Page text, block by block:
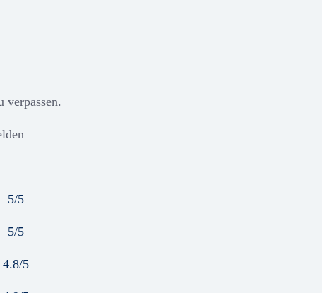
verpassen.
5/5
5/5
4.8/5